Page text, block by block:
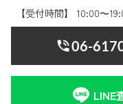
【受付時間】 10:00〜
06-
LINE